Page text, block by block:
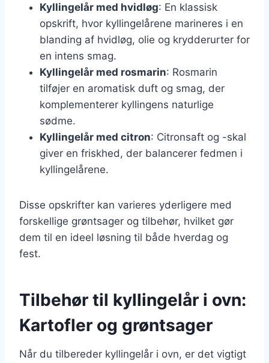
Kyllingelår med hvidløg: En klassisk
opskrift, hvor kyllingelårene marineres i en
blanding af hvidløg, olie og krydderurter for
en intens smag.
Kyllingelår med rosmarin: Rosmarin
tilføjer en aromatisk duft og smag, der
komplementerer kyllingens naturlige
sødme.
Kyllingelår med citron: Citronsaft og -skal
giver en friskhed, der balancerer fedmen i
kyllingelårene.
Disse opskrifter kan varieres yderligere med
forskellige grøntsager og tilbehør, hvilket gør
dem til en ideel løsning til både hverdag og
fest.
Tilbehør til kyllingelår i ovn:
Kartofler og grøntsager
Når du tilbereder kyllingelår i ovn, er det vigtigt